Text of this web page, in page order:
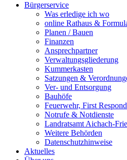
Bürgerservice
Was erledige ich wo
online Rathaus &
Planen / Bauen
Finanzen
Ansprechpartner
Verwaltungsgliederung
Kummerkasten
Satzungen &
Ver- und Entsorgung
Bauhöfe
Feuerwehr, First
Notrufe & Notdienste
Landratsamt Aichach-
Weitere Behörden
Datenschutzhinweise
Aktuelles